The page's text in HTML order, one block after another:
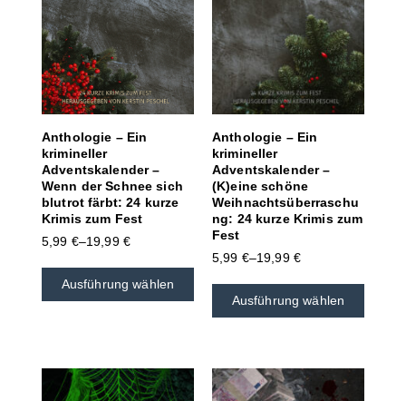
Anthologie – Ein
krimineller
Adventskalender –
Wenn der Schnee sich
blutrot färbt: 24 kurze
Krimis zum Fest
5,99 €–19,99 €
Ausführung wählen
Anthologie – Ein
krimineller
Adventskalender –
(K)eine schöne
Weihnachtsüberraschu
ng: 24 kurze Krimis zum
Fest
5,99 €–19,99 €
Ausführung wählen